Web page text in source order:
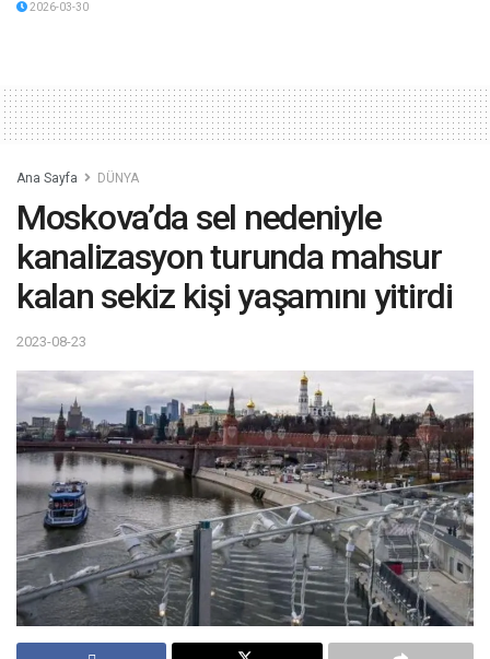
2026-03-30
Ana Sayfa DÜNYA
Moskova’da sel nedeniyle
kanalizasyon turunda mahsur
kalan sekiz kişi yaşamını yitirdi
2023-08-23